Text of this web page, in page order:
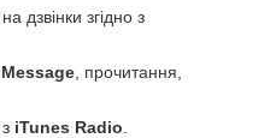
дзвінки згідно з
, прочитання,
iTunes Radio